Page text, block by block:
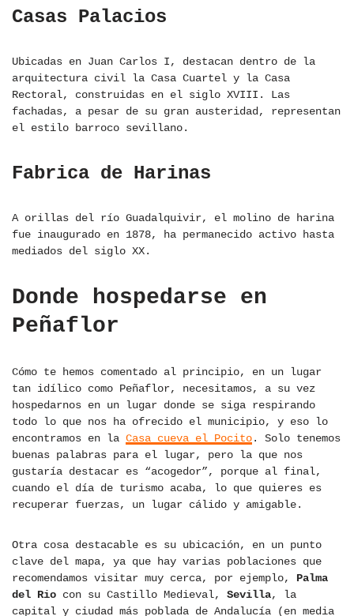
Casas Palacios
Ubicadas en Juan Carlos I, destacan dentro de la
arquitectura civil la Casa Cuartel y la Casa
Rectoral, construidas en el siglo XVIII. Las
fachadas, a pesar de su gran austeridad, representan
el estilo barroco sevillano.
Fabrica de Harinas
A orillas del río Guadalquivir, el molino de harina
fue inaugurado en 1878, ha permanecido activo hasta
mediados del siglo XX.
Donde hospedarse en
Peñaflor
Cómo te hemos comentado al principio, en un lugar
tan idílico como Peñaflor, necesitamos, a su vez
hospedarnos en un lugar donde se siga respirando
todo lo que nos ha ofrecido el municipio, y eso lo
encontramos en la Casa cueva el Pocito. Solo tenemos
buenas palabras para el lugar, pero la que nos
gustaría destacar es “acogedor”, porque al final,
cuando el día de turismo acaba, lo que quieres es
recuperar fuerzas, un lugar cálido y amigable.
Otra cosa destacable es su ubicación, en un punto
clave del mapa, ya que hay varias poblaciones que
recomendamos visitar muy cerca, por ejemplo, Palma
del Rio con su Castillo Medieval, Sevilla, la
capital y ciudad más poblada de Andalucía (en media